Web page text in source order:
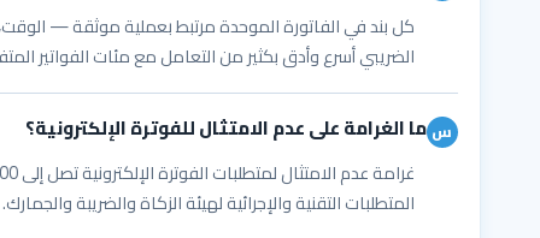
الضريبي أسرع وأدق بكثير من التعامل مع مئات الفواتير
ما الغرامة على عدم الامتثال للفوترة الإلكترونية؟
المتطلبات التقنية والإجرائية لهيئة الزكاة والضريبة والجمارك.